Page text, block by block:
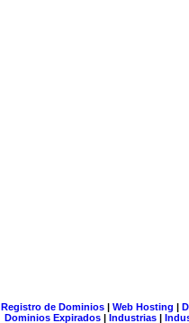
Registro de Dominios| Web Hosting |
Dominios Expirados | Industrias |